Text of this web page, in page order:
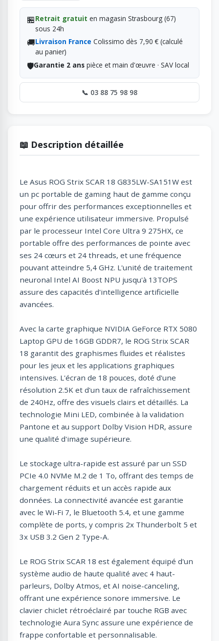
🏪Retrait gratuit en magasin Strasbourg (67)
sous 24h
🚚Livraison France Colissimo dès 7,90 € (calculé
au panier)
🛡️Garantie 2 anspièce et main d'œuvre · SAV local
📞 03 88 75 98 98
📖 Description détaillée
Le Asus ROG Strix SCAR 18 G835LW-SA151W est
un pc portable de gaming haut de gamme conçu
pour offrir des performances exceptionnelles et
une expérience utilisateur immersive. Propulsé
par le processeur Intel Core Ultra 9 275HX, ce
portable offre des performances de pointe avec
ses 24 cœurs et 24 threads, et une fréquence
pouvant atteindre 5,4 GHz. L'unité de traitement
neuronal Intel AI Boost NPU jusqu'à 13TOPS
assure des capacités d'intelligence artificielle
avancées.
Avec la carte graphique NVIDIA GeForce RTX 5080
Laptop GPU de 16GB GDDR7, le ROG Strix SCAR
18 garantit des graphismes fluides et réalistes
pour les jeux et les applications graphiques
intensives. L'écran de 18 pouces, doté d'une
résolution 2.5K et d'un taux de rafraîchissement
de 240Hz, offre des visuels clairs et détaillés. La
technologie Mini LED, combinée à la validation
Pantone et au support Dolby Vision HDR, assure
une qualité d'image supérieure.
Le stockage ultra-rapide est assuré par un SSD
PCIe 4.0 NVMe M.2 de 1 To, offrant des temps de
chargement réduits et un accès rapide aux
données. La connectivité avancée est garantie
avec le Wi-Fi 7, le Bluetooth 5.4, et une gamme
complète de ports, y compris 2x Thunderbolt 5 et
3x USB 3.2 Gen 2 Type-A.
Le ROG Strix SCAR 18 est également équipé d'un
système audio de haute qualité avec 4 haut-
parleurs, Dolby Atmos, et AI noise-canceling,
offrant une expérience sonore immersive. Le
clavier chiclet rétroéclairé par touche RGB avec
technologie Aura Sync assure une expérience de
frappe confortable et personnalisable.